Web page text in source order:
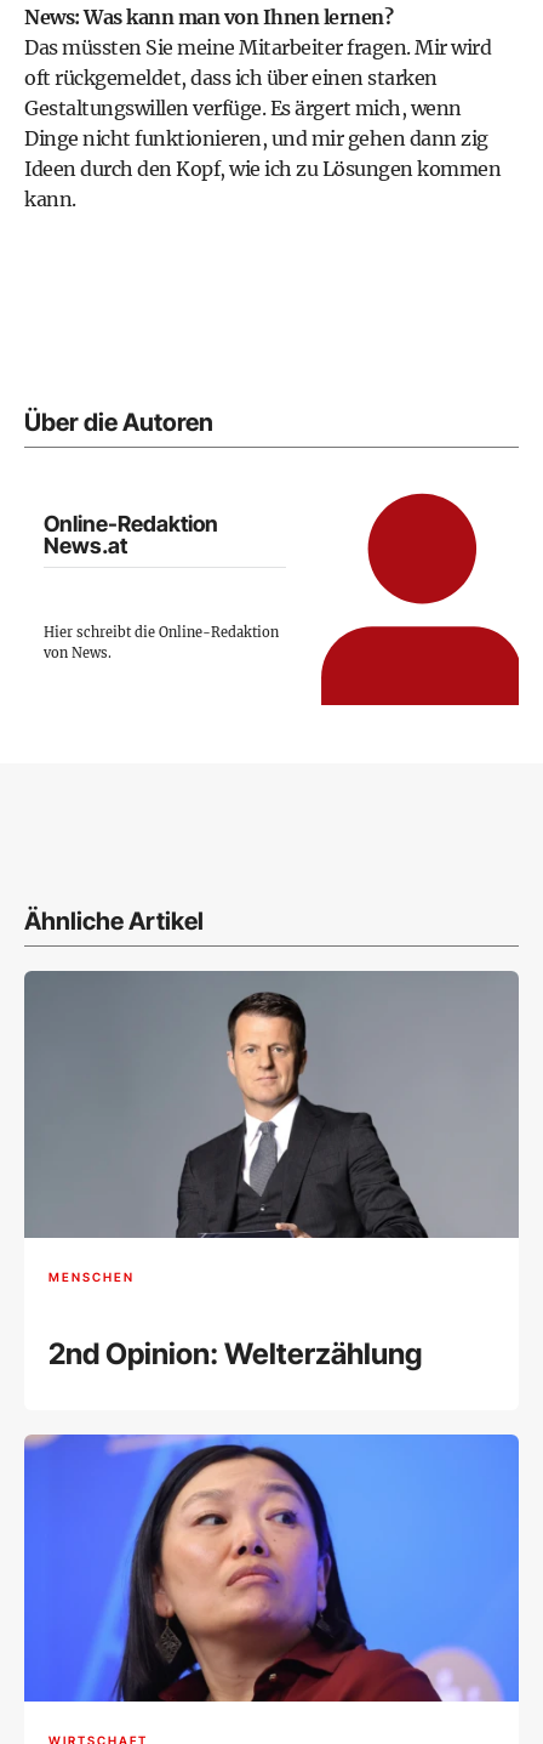
News: Was kann man von Ihnen lernen?
Das müssten Sie meine Mitarbeiter fragen. Mir wird
oft rückgemeldet, dass ich über einen starken
Gestaltungswillen verfüge. Es ärgert mich, wenn
Dinge nicht funktionieren, und mir gehen dann zig
Ideen durch den Kopf, wie ich zu Lösungen kommen
kann.
Über die Autoren
Online-Redaktion
News.at
Hier schreibt die Online-Redaktion
von News.
Ähnliche Artikel
MENSCHEN
2nd Opinion: Welterzählung
WIRTSCHAFT